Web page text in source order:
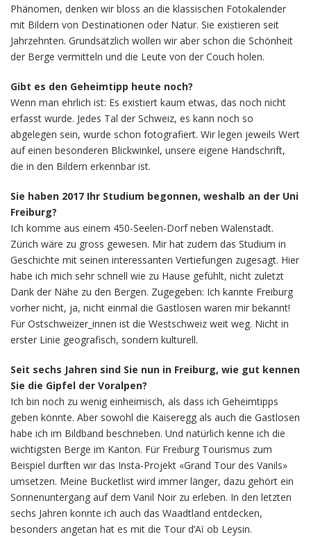
Phänomen, denken wir bloss an die klassischen Fotokalender
mit Bildern von Destinationen oder Natur. Sie existieren seit
Jahrzehnten. Grundsätzlich wollen wir aber schon die Schönheit
der Berge vermitteln und die Leute von der Couch holen.
Gibt es den Geheimtipp heute noch?
Wenn man ehrlich ist: Es existiert kaum etwas, das noch nicht
erfasst wurde. Jedes Tal der Schweiz, es kann noch so
abgelegen sein, wurde schon fotografiert. Wir legen jeweils Wert
auf einen besonderen Blickwinkel, unsere eigene Handschrift,
die in den Bildern erkennbar ist.
Sie haben 2017 Ihr Studium begonnen, weshalb an der Uni
Freiburg?
Ich komme aus einem 450-Seelen-Dorf neben Walenstadt.
Zürich wäre zu gross gewesen. Mir hat zudem das Studium in
Geschichte mit seinen interessanten Vertiefungen zugesagt. Hier
habe ich mich sehr schnell wie zu Hause gefühlt, nicht zuletzt
Dank der Nähe zu den Bergen. Zugegeben: Ich kannte Freiburg
vorher nicht, ja, nicht einmal die Gastlosen waren mir bekannt!
Für Ostschweizer_innen ist die Westschweiz weit weg. Nicht in
erster Linie geografisch, sondern kulturell.
Seit sechs Jahren sind Sie nun in Freiburg, wie gut kennen
Sie die Gipfel der Voralpen?
Ich bin noch zu wenig einheimisch, als dass ich Geheimtipps
geben könnte. Aber sowohl die Kaiseregg als auch die Gastlosen
habe ich im Bildband beschrieben. Und natürlich kenne ich die
wichtigsten Berge im Kanton. Für Freiburg Tourismus zum
Beispiel durften wir das Insta-Projekt «Grand Tour des Vanils»
umsetzen. Meine Bucketlist wird immer länger, dazu gehört ein
Sonnenuntergang auf dem Vanil Noir zu erleben. In den letzten
sechs Jahren konnte ich auch das Waadtland entdecken,
besonders angetan hat es mit die Tour d’Aï ob Leysin.